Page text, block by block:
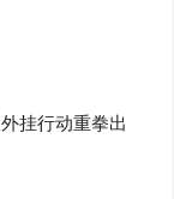
挂行动重拳出